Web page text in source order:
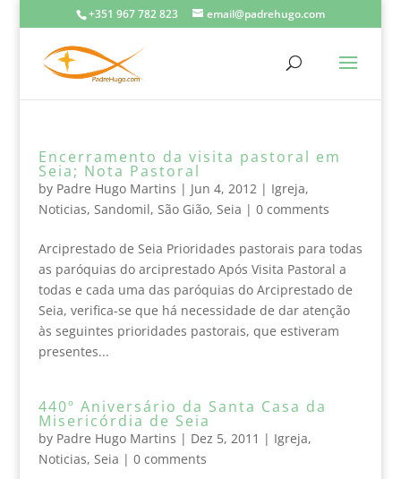
+351 967 782 823 email@padrehugo.com
Encerramento da visita pastoral em
Seia; Nota Pastoral
by Padre Hugo Martins | Jun 4, 2012| Igreja,
Noticias, Sandomil, São Gião, Seia | 0 comments
Arciprestado de Seia Prioridades pastorais para todas
as paróquias do arciprestado Após Visita Pastoral a
todas e cada uma das paróquias do Arciprestado de
Seia, verifica-se que há necessidade de dar atenção
às seguintes prioridades pastorais, que estiveram
presentes...
440º Aniversário da Santa Casa da
Misericórdia de Seia
by Padre Hugo Martins | Dez 5, 2011 | Igreja,
Noticias, Seia | 0 comments